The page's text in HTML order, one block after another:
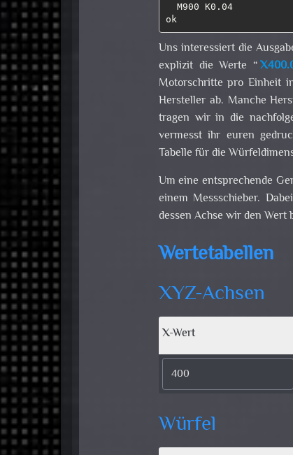
  M900 K0.04
ok
Uns interessiert die
explizit die Werte “
Motorschritte pro Einheit
Hersteller ab. Manche
tragen wir in die
vermesst ihr euren
Tabelle für die
Um eine entsprechende
einem Messschieber.
dessen Achse wir den Wert
Wertetabellen
XYZ-Achsen
X-Wert
Würfel